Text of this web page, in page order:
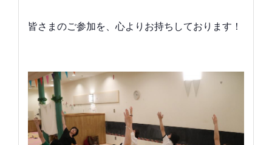
皆さまのご参加を、心よりお持ちしております！